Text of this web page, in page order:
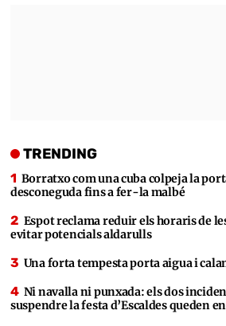
TRENDING
Borratxo com una cuba colpeja la
desconeguda fins a fer-la malbé
Espot reclama reduir els horaris de
evitar potencials aldarulls
Una forta tempesta porta aigua i
Ni navalla ni punxada: els dos
suspendre la festa d’Escaldes queden